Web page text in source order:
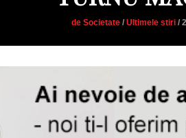
de Societate / Ultimele stiri /